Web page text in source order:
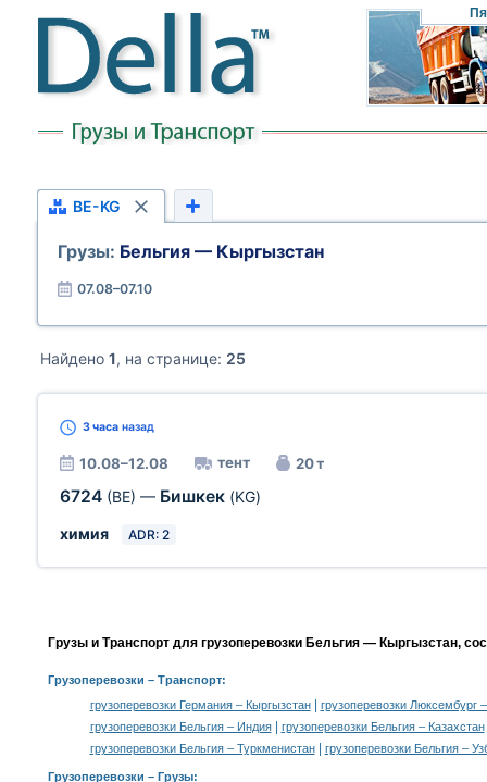
BE-KG
Грузы: Бельгия — Кыргызстан
07.08–07.10
Найдено 1, на странице: 25
3 часа назад
10.08–12.08 тент 20 т
6724 (BE) — Бишкек (KG)
химия
ADR: 2
Грузы и Транспорт для грузоперевозки Бельгия — Кыргызстан,
Грузоперевозки – Транспорт:
грузоперевозки Германия – Кыргызстан|
грузоперевозки Люксембург
грузоперевозки Бельгия – Индия| грузоперевозки Бельгия – Казахстан
грузоперевозки Бельгия – Туркменистан| грузоперевозки Бельгия –
Грузоперевозки – Грузы: